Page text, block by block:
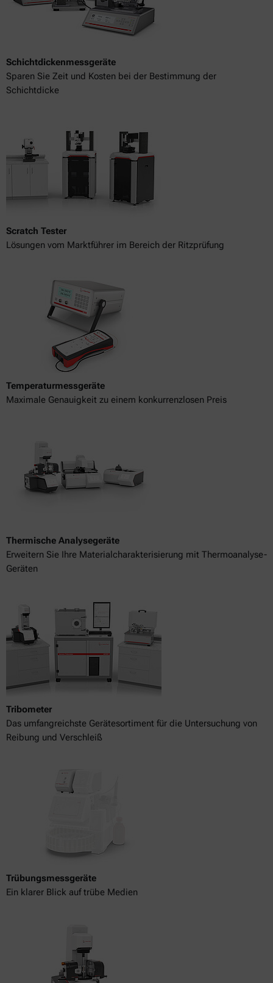
Schichtdickenmessgeräte
Sparen Sie Zeit und Kosten bei der Bestimmung der
Schichtdicke
Scratch Tester
Lösungen vom Marktführer im Bereich der Ritzprüfung
Temperaturmessgeräte
Maximale Genauigkeit zu einem konkurrenzlosen Preis
Thermische Analysegeräte
Erweitern Sie Ihre Materialcharakterisierung mit Thermoanalyse-
Geräten
Tribometer
Das umfangreichste Gerätesortiment für die Untersuchung von
Reibung und Verschleiß
Trübungsmessgeräte
Ein klarer Blick auf trübe Medien